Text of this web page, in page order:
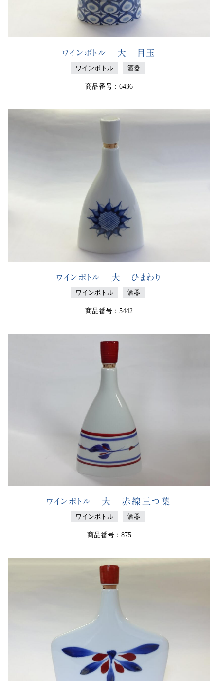
ワインボトル 大 目玉
ワインボトル 酒器
商品番号：6436
ワインボトル 大 ひまわり
ワインボトル 酒器
商品番号：5442
ワインボトル 大 赤線三つ葉
ワインボトル 酒器
商品番号：875